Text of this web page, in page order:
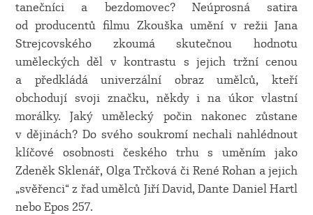
tanečníci a bezdomovec? Neúprosná satira
od producentů filmu Zkouška umění v režii Jana
Strejcovského zkoumá skutečnou hodnotu
uměleckých děl v kontrastu s jejich tržní cenou
a předkládá univerzální obraz umělců, kteří
obchodují svoji značku, někdy i na úkor vlastní
morálky. Jaký umělecký počin nakonec zůstane
v dějinách? Do svého soukromí nechali nahlédnout
klíčové osobnosti českého trhu s uměním jako
Zdeněk Sklenář, Olga Trčková či René Rohan a jejich
„svěřenci“ z řad umělců Jiří David, Dante Daniel Hartl
nebo Epos 257.